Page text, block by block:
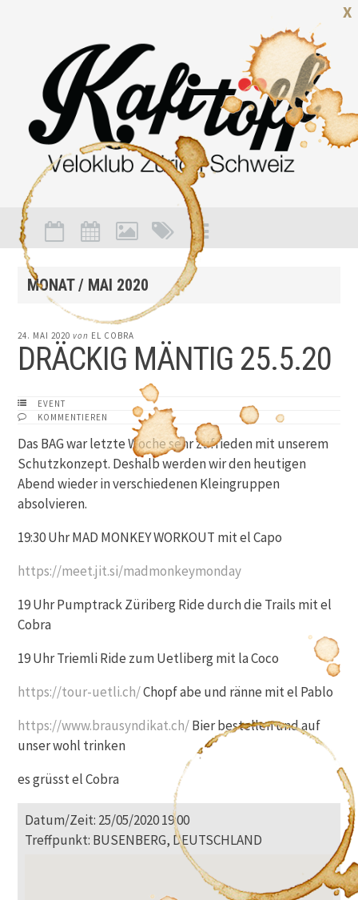
X
MONAT / MAI 2020
24. MAI 2020 von EL COBRA
DRÄCKIG MÄNTIG 25.5.20
EVENT
KOMMENTIEREN
Das BAG war letzte Woche sehr zufrieden mit unserem
Schutzkonzept. Deshalb werden wir den heutigen
Abend wieder in verschiedenen Kleingruppen
absolvieren.
19:30 Uhr MAD MONKEY WORKOUT mit el Capo
https://meet.jit.si/madmonkeymonday
19 Uhr Pumptrack Züriberg Ride durch die Trails mit el
Cobra
19 Uhr Triemli Ride zum Uetliberg mit la Coco
https://tour-uetli.ch/Chopf abe und ränne mit el Pablo
https://www.brausyndikat.ch/Bier bestellen und auf
unser wohl trinken
es grüsst el Cobra
Datum/Zeit: 25/05/2020 19:00
Treffpunkt: BUSENBERG, DEUTSCHLAND